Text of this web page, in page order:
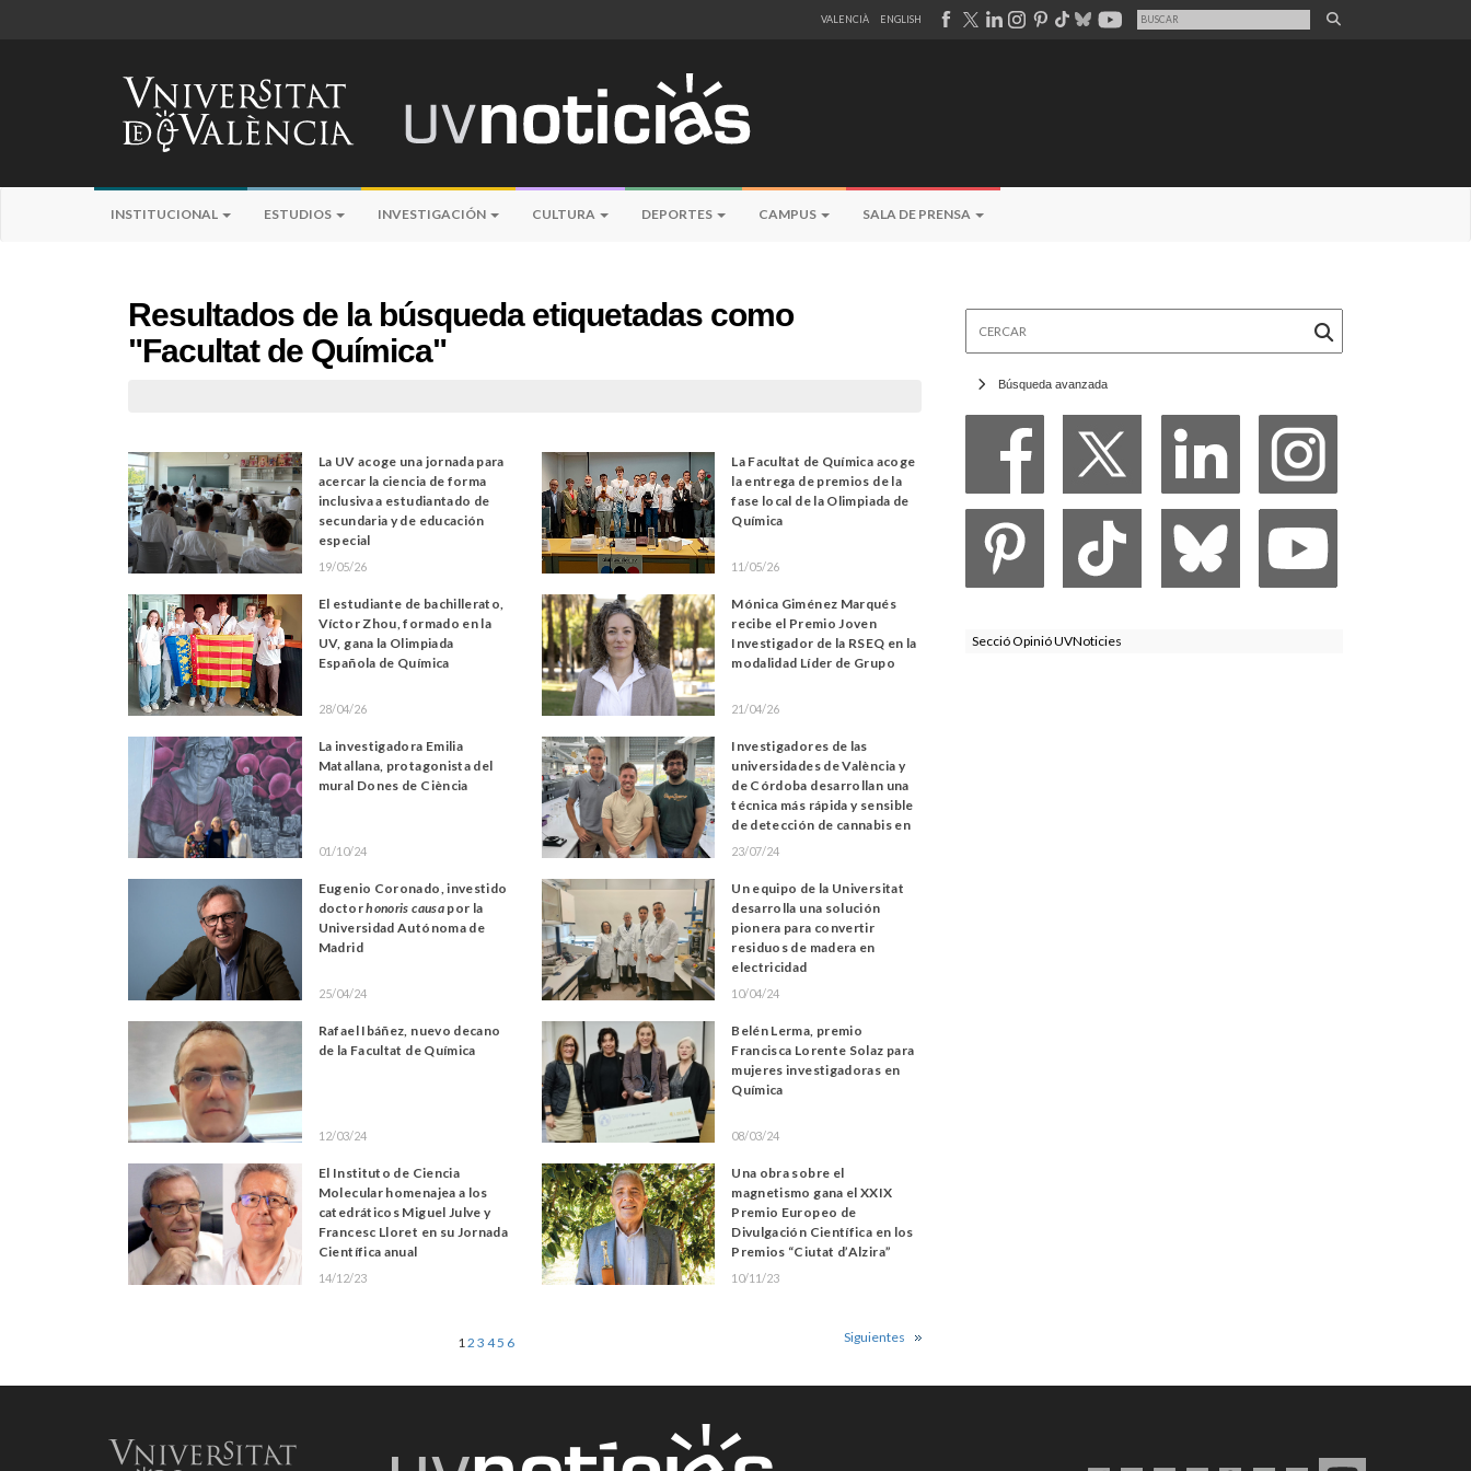
VALENCIÀ ENGLISH
INSTITUCIONAL ESTUDIOS INVESTIGACIÓN CULTURA DEPORTES CAMPUS SALA DE PRENSA
Resultados de la búsqueda etiquetadas como
"Facultat de Química"
La UV acoge una jornada para
acercar la ciencia de forma
inclusiva a estudiantado de
secundaria y de educación
especial
19/05/26
La Facultat de Química acoge
la entrega de premios de la
fase local de la Olimpiada de
Química
11/05/26
El estudiante de bachillerato,
Víctor Zhou, formado en la
UV, gana la Olimpiada
Española de Química
28/04/26
Mónica Giménez Marqués
recibe el Premio Joven
Investigador de la RSEQ en la
modalidad Líder de Grupo
21/04/26
La investigadora Emilia
Matallana, protagonista del
mural Dones de Ciència
01/10/24
Investigadores de las
universidades de València y
de Córdoba desarrollan una
técnica más rápida y sensible
de detección de cannabis en
saliva
23/07/24
Eugenio Coronado, investido
doctorhonoris causapor la
Universidad Autónoma de
Madrid
25/04/24
Un equipo de la Universitat
desarrolla una solución
pionera para convertir
residuos de madera en
electricidad
10/04/24
Rafael Ibáñez, nuevo decano
de la Facultat de Química
12/03/24
Belén Lerma, premio
Francisca Lorente Solaz para
mujeres investigadoras en
Química
08/03/24
El Instituto de Ciencia
Molecular homenajea a los
catedráticos Miguel Julve y
Francesc Lloret en su Jornada
Científica anual
14/12/23
Una obra sobre el
magnetismo gana el XXIX
Premio Europeo de
Divulgación Científica en los
Premios “Ciutat d’Alzira”
10/11/23
12 3 45 6 Siguientes
Búsqueda avanzada
Secció Opinió UVNoticies